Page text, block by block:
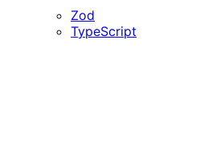
Zod
TypeScript